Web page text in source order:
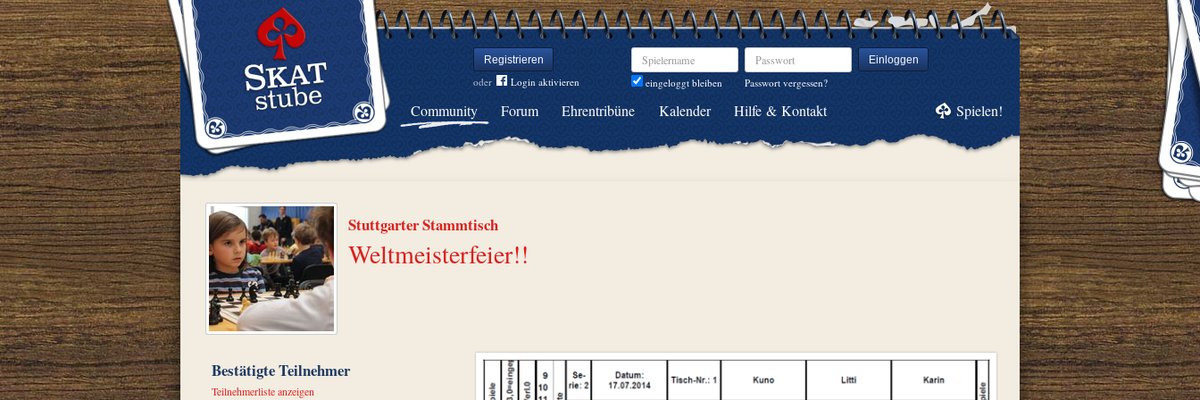
Registrieren
oder Login aktivieren
Spielername
eingeloggt bleiben
Passwort Einloggen
Passwort vergessen?
Community Forum Ehrentribüne Kalender Hilfe & Kontakt Spielen!
Stuttgarter Stammtisch
Weltmeisterfeier!!
Bestätigte Teilnehmer
Teilnehmerliste anzeigen